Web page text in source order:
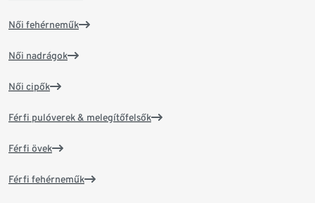
Női fehérneműk
Női nadrágok
Női cipők
Férfi pulóverek & melegítőfelsők
Férfi övek
Férfi fehérneműk